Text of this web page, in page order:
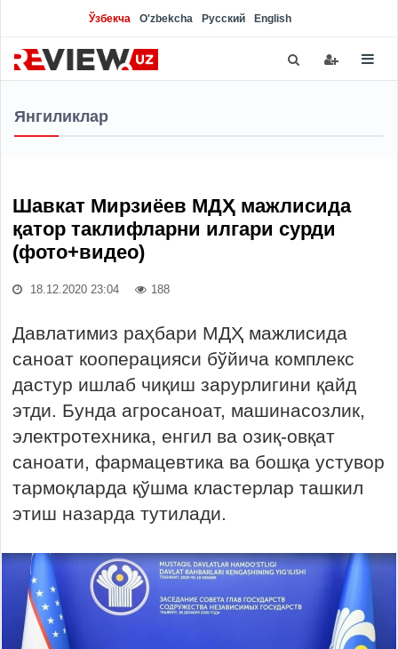
Ўзбекча O'zbekcha Русский English
Янгиликлар
Шавкат Мирзиёев МДҲ мажлисида
қатор таклифларни илгари сурди
(фото+видео)
18.12.2020 23:04 188
Давлатимиз раҳбари МДҲ мажлисида
саноат кооперацияси бўйича комплекс
дастур ишлаб чиқиш зарурлигини қайд
этди. Бунда агросаноат, машинасозлик,
электротехника, енгил ва озиқ-овқат
саноати, фармацевтика ва бошқа устувор
тармоқларда қўшма кластерлар ташкил
этиш назарда тутилади.